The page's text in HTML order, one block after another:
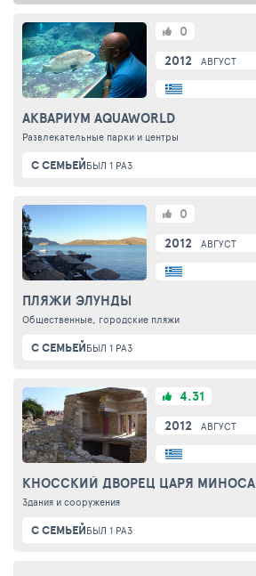
2012 АВГУСТ
АКВАРИУМ AQUAWORLD
Развлекательные парки и центры
0
С СЕМЬЕЙБЫЛ 1 РАЗ
2012 АВГУСТ
ПЛЯЖИ ЭЛУНДЫ
Общественные, городские пляжи
0
С СЕМЬЕЙБЫЛ 1 РАЗ
2012 АВГУСТ
КНОССКИЙ ДВОРЕЦ ЦАРЯ МИНОСА
Здания и сооружения
4.31
С СЕМЬЕЙБЫЛ 1 РАЗ